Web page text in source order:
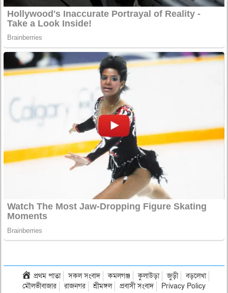
প্রথম পাতা সকল সংবাদ কমলগঞ্জ কুলাউড়া জুড়ী
বড়লেখা
মৌলভীবাজার
রাজনগর শ্রীমঙ্গল প্রবাসী সংবাদ Privacy Policy